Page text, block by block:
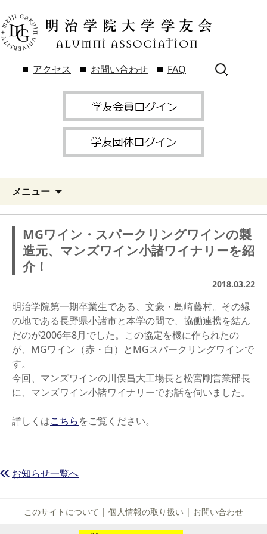
アクセス お問い合わせ FAQ
検
索:
メニュー
MGワイン・スパークリングワインの製
造元、マンズワイン小諸ワイナリーを紹
介！
2018.03.22
明治学院第一期卒業生である、文豪・島崎藤村。その縁
の地である長野県小諸市と本学の間で、協働連携を結ん
だのが2006年8月でした。この協定を機に作られたの
が、MGワイン（赤・白）とMGスパークリングワインで
す。
今回、マンズワインの川俣昌大工場長と松宮剛営業部長
に、マンズワイン小諸ワイナリーでお話を伺いました。
詳しくはこちらをご覧ください。
お知らせ一覧へ
このサイトについて | 個人情報の取り扱い | お問い合わせ